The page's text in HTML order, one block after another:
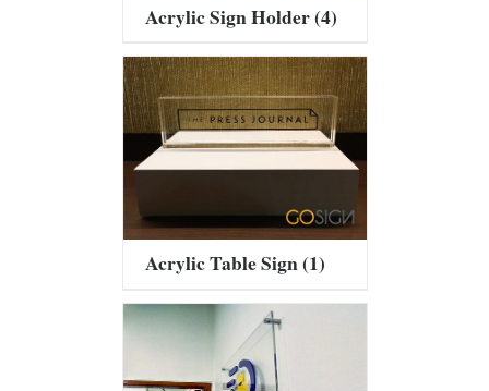
Acrylic Sign Holder(4)
Acrylic Table Sign(1)